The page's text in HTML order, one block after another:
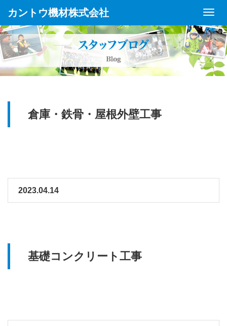
カントウ機材株式会社
倉庫・鉄骨・屋根外壁工事
2023.04.14
基礎コンクリート工事